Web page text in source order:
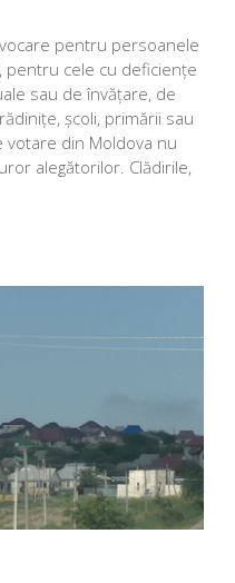
pentru persoanele
pentru cele cu deficiențe
sau de învățare, de
școli, primării sau
votare din Moldova nu
alegătorilor. Clădirile,